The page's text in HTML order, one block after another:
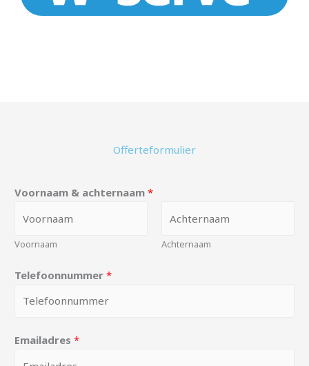
Offerteformulier
Voornaam & achternaam *
Voornaam Achternaam
Telefoonnummer *
Emailadres *